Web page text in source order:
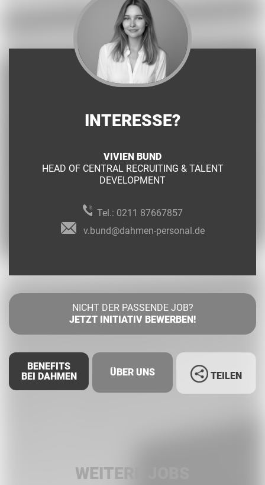
INTERESSE?
VIVIEN BUND
HEAD OF CENTRAL RECRUITING & TALENT
DEVELOPMENT
Tel.: 0211 87667857
v.bund@dahmen-personal.de
NICHT DER PASSENDE JOB?
JETZT INITIATIV BEWERBEN!
BENEFITS
BEI DAHMEN
ÜBER UNS TEILEN
WEITERE JOBS